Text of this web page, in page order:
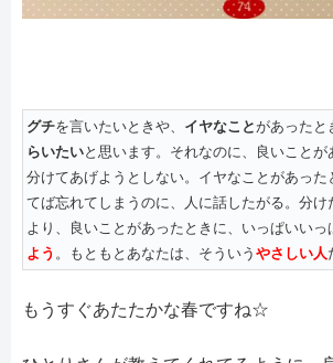
グチを言いたいときや、 イヤなことがあったと
らいたいと思います。それなのに、良いことが
分けてあげようとしない。イヤなことがあった
てば忘れてしまうのに、人に話したがる。分け
より、良いことがあったときに、いっぱいいっ
よう 。もともとあなたは、そういう やさしい人
もうすぐあたたかな春ですね☆